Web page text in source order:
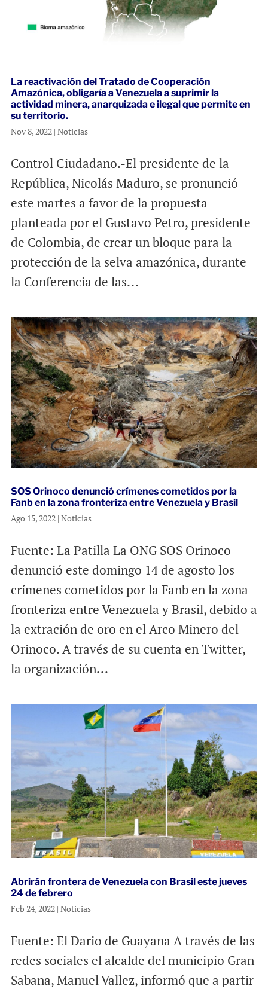
La reactivación del Tratado de Cooperación
Amazónica, obligaría a Venezuela a suprimir la
actividad minera, anarquizada e ilegal que permite en
su territorio.
Nov 8, 2022| Noticias
Control Ciudadano.-El presidente de la
República, Nicolás Maduro, se pronunció
este martes a favor de la propuesta
planteada por el Gustavo Petro, presidente
de Colombia, de crear un bloque para la
protección de la selva amazónica, durante
la Conferencia de las...
SOS Orinoco denunció crímenes cometidos por la
Fanb en la zona fronteriza entre Venezuela y Brasil
Ago 15, 2022| Noticias
Fuente: La Patilla La ONG SOS Orinoco
denunció este domingo 14 de agosto los
crímenes cometidos por la Fanb en la zona
fronteriza entre Venezuela y Brasil, debido a
la extración de oro en el Arco Minero del
Orinoco. A través de su cuenta en Twitter,
la organización...
Abrirán frontera de Venezuela con Brasil este jueves
24 de febrero
Feb 24, 2022| Noticias
Fuente: El Dario de Guayana A través de las
redes sociales el alcalde del municipio Gran
Sabana, Manuel Vallez, informó que a partir